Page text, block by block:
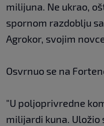
milijuna. Ne ukrao,
spornom razdoblju
Agrokor, svojim
Osvrnuo se na
"U poljoprivredne
milijardi kuna. Uložio